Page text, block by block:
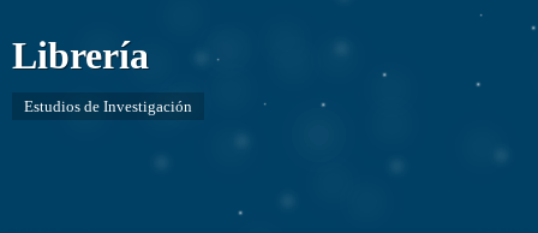
Librería
Estudios de Investigación